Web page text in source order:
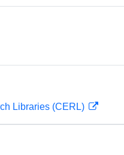
Libraries (CERL)